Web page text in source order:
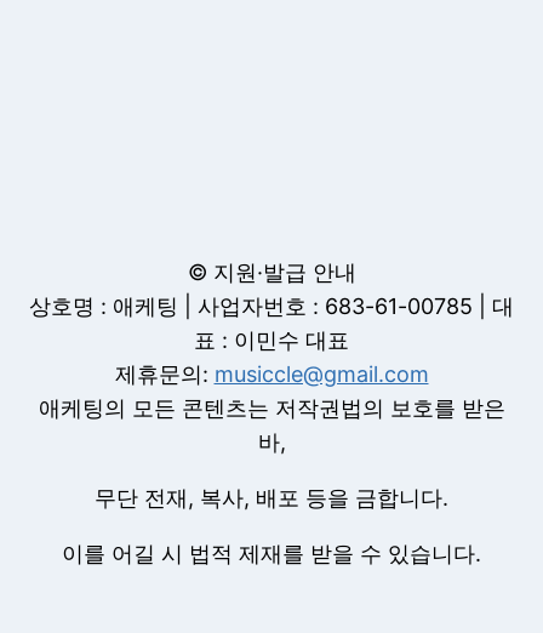
© 지원·발급 안내
상호명 : 애케팅 | 사업자번호 : 683-61-00785 | 대
표 : 이민수 대표
제휴문의: musiccle@gmail.com
애케팅의 모든 콘텐츠는 저작권법의 보호를 받은
바,
무단 전재, 복사, 배포 등을 금합니다.
이를 어길 시 법적 제재를 받을 수 있습니다.